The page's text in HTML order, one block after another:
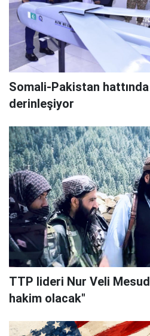
Somali-Pakistan
derinleşiyor
TTP lideri Nur Veli
hakim olacak"